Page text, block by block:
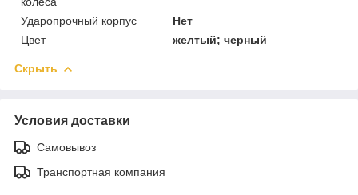
Ударопрочный корпус
Нет
Цвет
желтый; черный
Скрыть
Условия доставки
Самовывоз
Транспортная компания